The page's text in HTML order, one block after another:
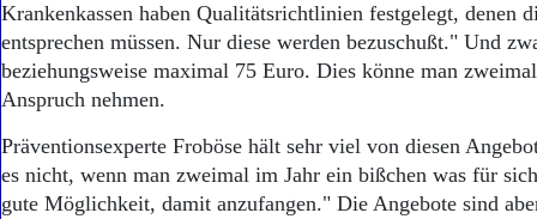
Kontakt
Impressum
Datenschutz
Krankenkassen haben Qualitätsrichtlinien festgelegt, denen
entsprechen müssen. Nur diese werden bezuschußt." Und
beziehungsweise maximal 75 Euro. Dies könne man
Anspruch nehmen.
Präventionsexperte Froböse hält sehr viel von diesen
es nicht, wenn man zweimal im Jahr ein bißchen was für
gute Möglichkeit, damit anzufangen." Die Angebote sind